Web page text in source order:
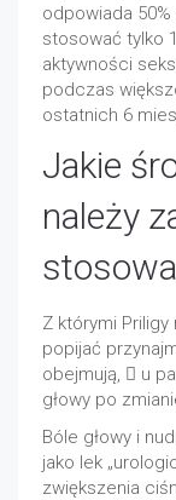
odpowiada
stosować tylko
aktywności
podczas
ostatnich 6
Jakie
należy
Z którymi
popijać
obejmują,  u
głowy po
Bóle głowy i
jako lek
zwiększenia